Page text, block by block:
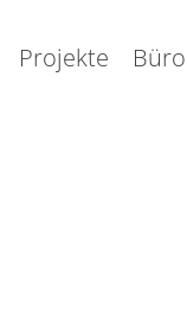
Projekte Büro